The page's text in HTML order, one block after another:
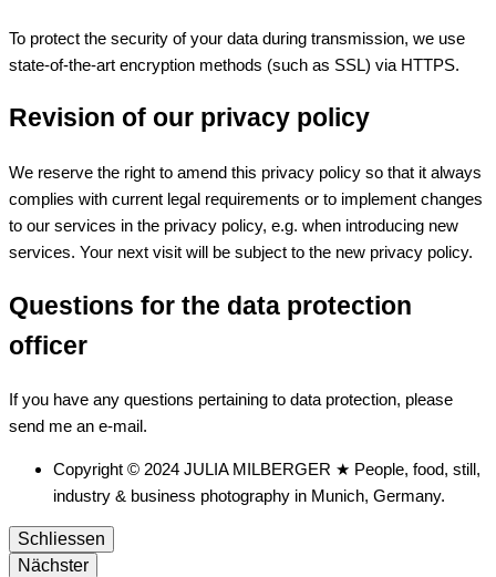
To protect the security of your data during transmission, we use
state-of-the-art encryption methods (such as SSL) via HTTPS.
Revision of our privacy policy
We reserve the right to amend this privacy policy so that it always
complies with current legal requirements or to implement changes
to our services in the privacy policy, e.g. when introducing new
services. Your next visit will be subject to the new privacy policy.
Questions for the data protection
officer
If you have any questions pertaining to data protection, please
send me an e-mail.
Copyright © 2024 JULIA MILBERGER ★ People, food, still,
industry & business photography in Munich, Germany.
Schliessen
Nächster